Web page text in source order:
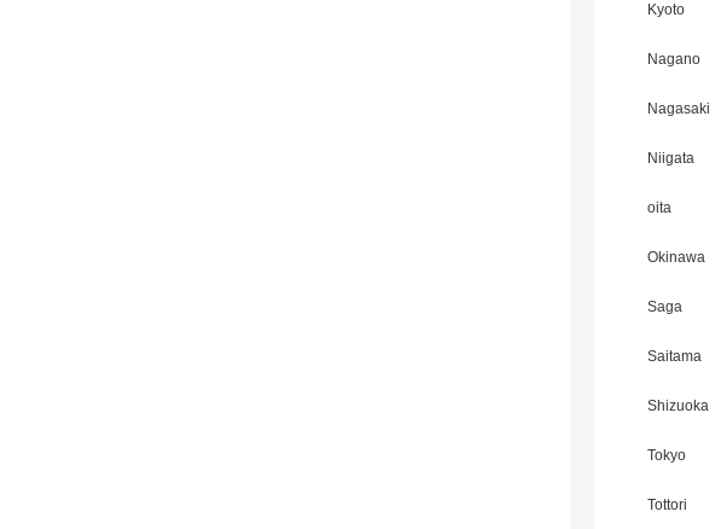
Kyoto
Nagano
Nagasaki
Niigata
oita
Okinawa
Saga
Saitama
Shizuoka
Tokyo
Tottori